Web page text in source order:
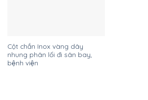
Cột chắn Inox vàng dây
nhung phân lối đi sân bay,
bệnh viện